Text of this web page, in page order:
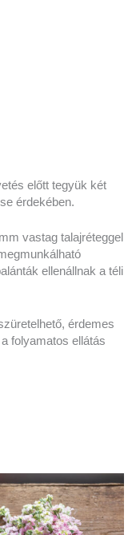
előtt tegyük két
érdekében.
vastag talajréteggel
ellenállnak a téli
érdemes
folyamatos ellátás